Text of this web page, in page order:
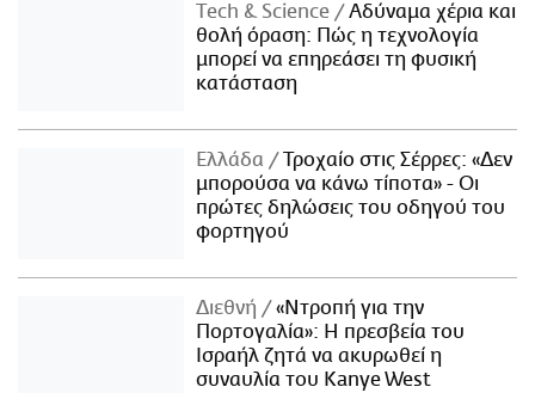
Τech & Science
Αδύναμα χέρια και
θολή όραση: Πώς η τεχνολογία
μπορεί να επηρεάσει τη φυσική
κατάσταση
Ελλάδα
Τροχαίο στις Σέρρες: «Δεν
μπορούσα να κάνω τίποτα» - Οι
πρώτες δηλώσεις του οδηγού του
φορτηγού
Διεθνή
«Ντροπή για την
Πορτογαλία»: Η πρεσβεία του
Ισραήλ ζητά να ακυρωθεί η
συναυλία του Kanye West